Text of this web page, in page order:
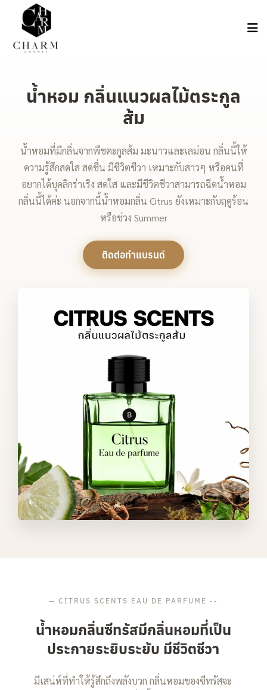
น้ำหอม กลิ่นแนวผลไม้ตระกูล
ส้ม
น้ำหอมที่มีกลิ่นจากพืชตะกูลส้ม มะนาวและเลม่อน กลิ่นนี้ให้
ความรู้สึกสดใส สดชื่น มีชีวิตชีวา เหมาะกับสาวๆ หรือคนที่
อยากได้บุคลิกร่าเริง สดใส และมีชีวิตชีวาสามารถฉีดน้ำหอม
กลิ่นนี้ได้ค่ะ นอกจากนี้น้ำหอมกลิ่น Citrus ยังเหมาะกับฤดูร้อน
หรือช่วง Summer
ติดต่อทำแบรนด์
— CITRUS SCENTS EAU DE PARFUME --
น้ำหอมกลิ่นซีทรัสมีกลิ่นหอมที่เป็น
ประกายระยิบระยับ มีชีวิตชีวา
มีเสน่ห์ที่ทำให้รู้สึกถึงพลังบวก กลิ่นหอมของซีทรัสจะ